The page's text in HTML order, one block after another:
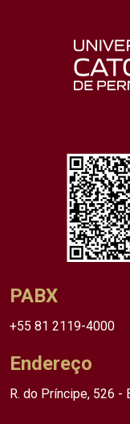
PABX
+55 81 2119-4000
Endereço
R. do Príncipe, 526 -